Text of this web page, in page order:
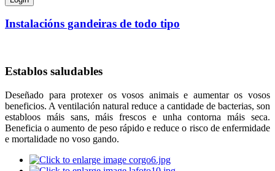
Instalacións gandeiras de todo tipo
Establos saludables
Deseñado para protexer os vosos animais e aumentar os vosos
beneficios. A ventilación natural reduce a cantidade de bacterias, son
establoos máis sans, máis frescos e unha contorna máis seca.
Beneficia o aumento de peso rápido e reduce o risco de enfermidade
e mortalidade no voso gando.